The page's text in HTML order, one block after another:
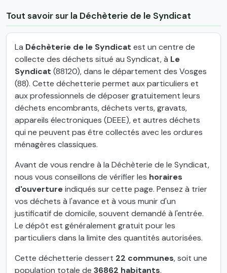
Tout savoir sur la Déchèterie de le Syndicat
La Déchèterie de le Syndicat est un centre de
collecte des déchets situé au Syndicat, à Le
Syndicat (88120), dans le département des Vosges
(88). Cette déchetterie permet aux particuliers et
aux professionnels de déposer gratuitement leurs
déchets encombrants, déchets verts, gravats,
appareils électroniques (DEEE), et autres déchets
qui ne peuvent pas être collectés avec les ordures
ménagères classiques.
Avant de vous rendre à la Déchèterie de le Syndicat,
nous vous conseillons de vérifier les horaires
d'ouvertureindiqués sur cette page. Pensez à trier
vos déchets à l'avance et à vous munir d'un
justificatif de domicile, souvent demandé à l'entrée.
Le dépôt est généralement gratuit pour les
particuliers dans la limite des quantités autorisées.
Cette déchetterie dessert 22 communes, soit une
population totale de 36862 habitants.